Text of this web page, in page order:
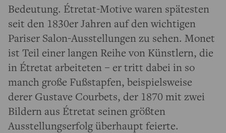
Bedeutung. Étretat-Motive waren spätesten
seit den 1830er Jahren auf den wichtigen
Pariser Salon-Ausstellungen zu sehen. Monet
ist Teil einer langen Reihe von Künstlern, die
in Étretat arbeiteten – er tritt dabei in so
manch große Fußstapfen, beispielsweise
derer Gustave Courbets, der 1870 mit zwei
Bildern aus Étretat seinen größten
Ausstellungserfolg überhaupt feierte.